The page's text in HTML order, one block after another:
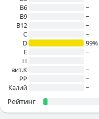
B6
~
B9
~
B12
~
C
~
D
99%
E
~
H
~
вит.К
~
PP
~
Калий
~
Рейтинг